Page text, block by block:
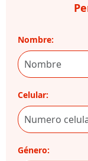
Nombre:
Celular:
Género: